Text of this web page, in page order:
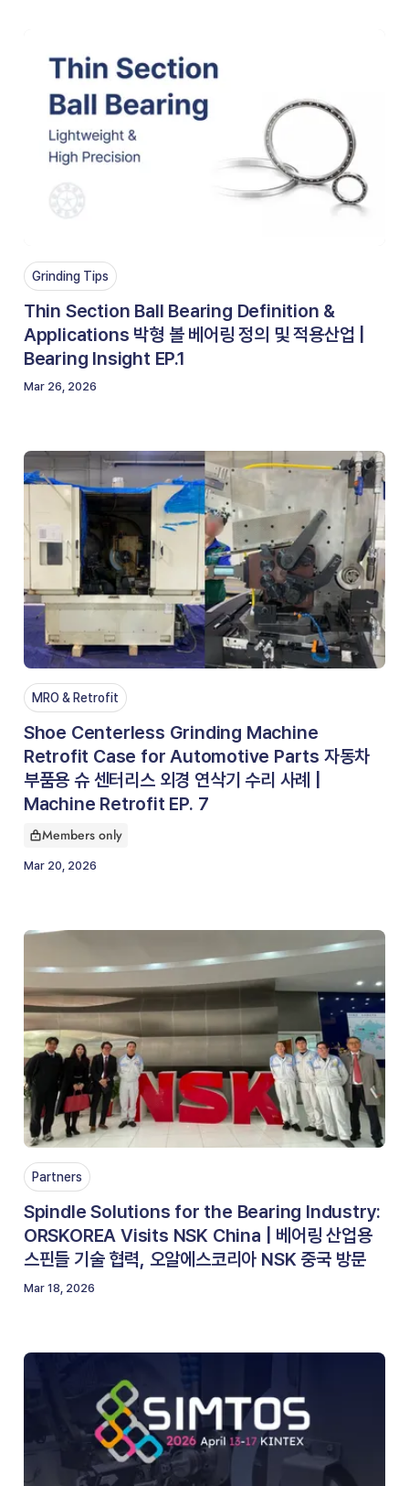
Grinding Tips
Thin Section Ball Bearing Definition &
Applications 박형 볼 베어링 정의 및 적용산업 |
Bearing Insight EP.1
Mar 26, 2026
MRO & Retrofit
Shoe Centerless Grinding Machine
Retrofit Case for Automotive Parts 자동차
부품용 슈 센터리스 외경 연삭기 수리 사례 |
Machine Retrofit EP. 7
This article is for
Members only
Mar 20, 2026
Partners
Spindle Solutions for the Bearing Industry:
ORSKOREA Visits NSK China | 베어링 산업용
스핀들 기술 협력, 오알에스코리아 NSK 중국 방문
Mar 18, 2026